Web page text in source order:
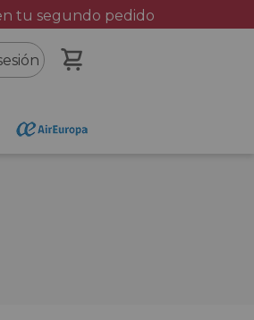
tu segundo pedido